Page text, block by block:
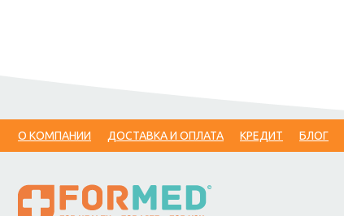
О КОМПАНИИ ДОСТАВКА И ОПЛАТА КРЕДИТ БЛОГ